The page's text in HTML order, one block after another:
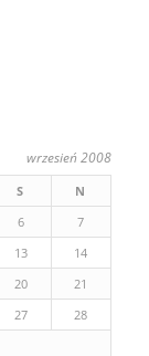
wrzesień 2008
S
N
6
7
13
14
20
21
27
28